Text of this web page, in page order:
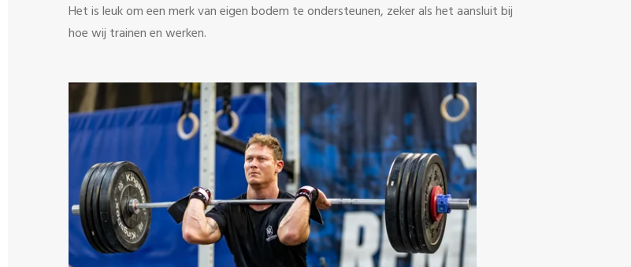
Het is leuk om een merk van eigen bodem te ondersteunen, zeker als het aansluit bij
hoe wij trainen en werken.